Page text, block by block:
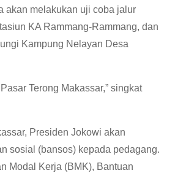
akan melakukan uji coba jalur
KA Rammang-Rammang, dan
Kampung Nelayan Desa
Terong Makassar,” singkat
Presiden Jokowi akan
sosial (bansos) kepada pedagang.
Modal Kerja (BMK), Bantuan